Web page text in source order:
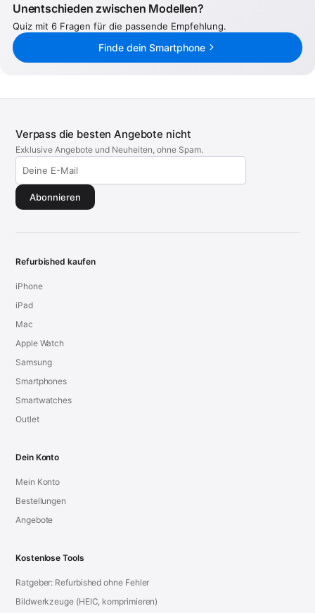
Unentschieden zwischen Modellen?
Quiz mit 6 Fragen für die passende Empfehlung.
Finde dein Smartphone
Verpass die besten Angebote nicht
Exklusive Angebote und Neuheiten, ohne Spam.
Abonnieren
Refurbished kaufen
iPhone
iPad
Mac
Apple Watch
Samsung
Smartphones
Smartwatches
Outlet
Dein Konto
Mein Konto
Bestellungen
Angebote
Kostenlose Tools
Ratgeber: Refurbished ohne Fehler
Bildwerkzeuge (HEIC, komprimieren)